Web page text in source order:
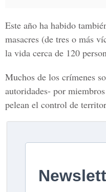
Este año ha habido
masacres (de tres o más
la vida cerca de 120
Muchos de los crímenes
autoridades- por
pelean el control de